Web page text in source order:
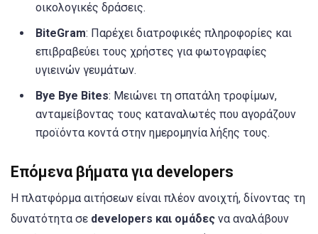
οικολογικές δράσεις.
BiteGram: Παρέχει διατροφικές πληροφορίες και
επιβραβεύει τους χρήστες για φωτογραφίες
υγιεινών γευμάτων.
Bye Bye Bites: Μειώνει τη σπατάλη τροφίμων,
ανταμείβοντας τους καταναλωτές που αγοράζουν
προϊόντα κοντά στην ημερομηνία λήξης τους.
Επόμενα βήματα για developers
Η πλατφόρμα αιτήσεων είναι πλέον ανοιχτή, δίνοντας τη
δυνατότητα σε developers και ομάδες να αναλάβουν